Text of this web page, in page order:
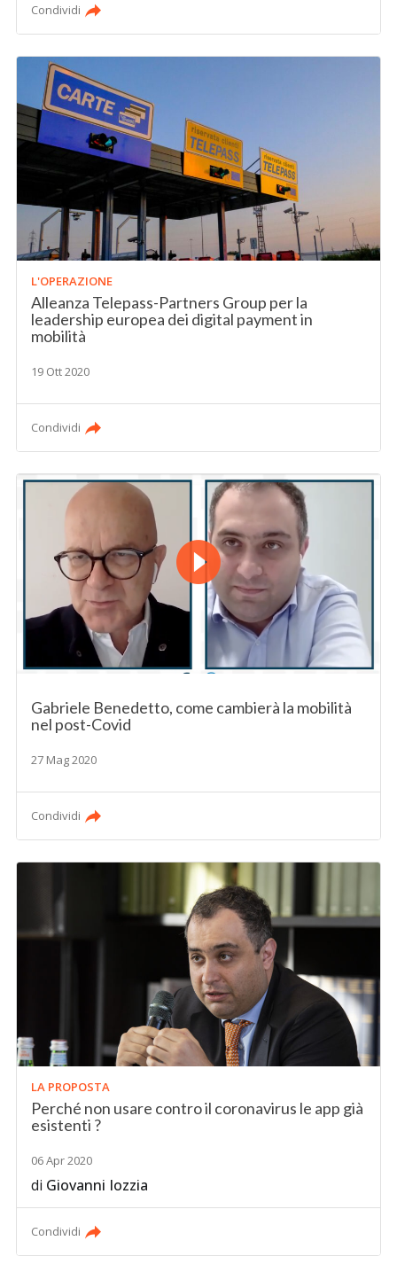
Condividi
L'OPERAZIONE
Alleanza Telepass-Partners Group per la
leadership europea dei digital payment in
mobilità
19 Ott 2020
Condividi
Gabriele Benedetto, come cambierà la mobilità
nel post-Covid
27 Mag 2020
Condividi
LA PROPOSTA
Perché non usare contro il coronavirus le app già
esistenti ?
06 Apr 2020
di Giovanni Iozzia
Condividi